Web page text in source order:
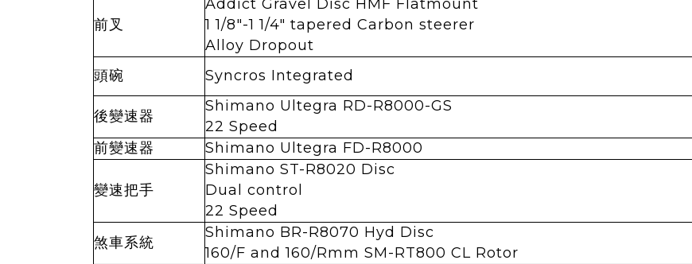
前叉
Addict Gravel Disc HMF Flatmount
1 1/8"-1 1/4" tapered Carbon steerer
Alloy Dropout
頭碗
Syncros Integrated
後變速器
Shimano Ultegra RD-R8000-GS
22 Speed
前變速器
Shimano Ultegra FD-R8000
變速把手
Shimano ST-R8020 Disc
Dual control
22 Speed
煞車系統
Shimano BR-R8070 Hyd Disc
160/F and 160/Rmm SM-RT800 CL Rotor